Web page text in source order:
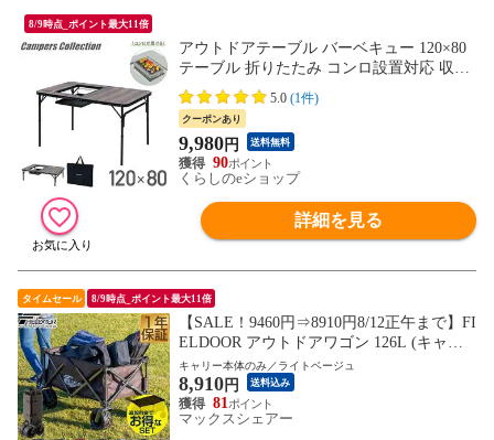
8/9時点_ポイント最大11倍
アウトドアテーブル バーベキュー 120×80
テーブル 折りたたみ コンロ設置対応 収納
バッグ付き 高さ調節 BBQホリデイテーブ
ル BBT-1280 BBQホリデイテーブル 山善 Y
AMAZEN キャンパーズコレクション 【送
料無料】
5.0 (1件)
クーポンあり
9,980円 送料無料
90
くらしのeショップ
詳細を見る
タイムセール 8/9時点_ポイント最大11倍
【SALE！9460円⇒8910円8/12正午まで】FI
ELDOOR アウトドアワゴン 126L (キャリ
ー本体のみ/ライトベージュ/ブラウンフレ
ーム) キャリーワゴン 大容 極太タイヤ 折
りたたみ コンパクト収納 耐荷重150kg ワ
イルドマルチキャリー 送料無料
キャリー本体のみ／ライトベージュ
8,910円 送料込み
81
マックスシェアー